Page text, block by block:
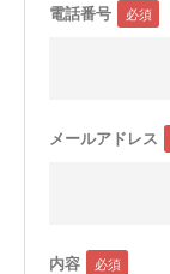
電話番号
メールアドレス
内容